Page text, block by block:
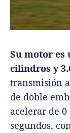
Su motor es
cilindros y
transmisión
de doble
acelerar de
segundos,